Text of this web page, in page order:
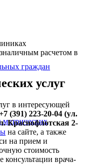
граждан
метрических
расчетом в
услуг
в интересующей
(391) 223-20-04 (ул.
Краснофлотская 2-
на сайте, а также
на прием и
стоимость
консультации врача-